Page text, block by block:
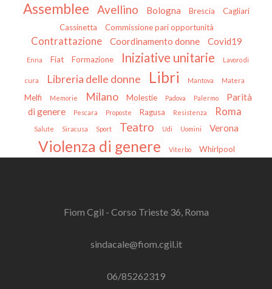
Assemblee Avellino Bologna Brescia
Cagliari
Cassinetta
Commissione pari opportunità
Contrattazione Coordinamento donne Covid19
Enna Fiat Formazione Iniziative unitarie Lavoro di
cura Libreria delle donne Libri Mantova Matera
Melfi Memorie Milano Molestie Padova Palermo
Parità
di genere
Pescara Proposte Ragusa Resistenza Roma
Salute Siracusa Sport Teatro Udi Uomini Verona
Violenza di genere Viterbo Whirlpool
Fiom Cgil - Corso Trieste 36, Roma
sindacale@fiom.cgil.it
06/85262319